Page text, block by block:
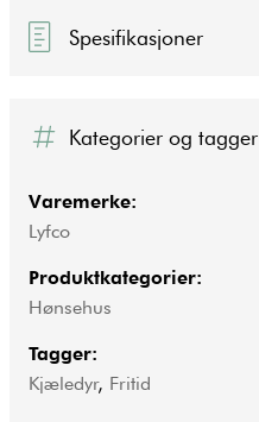
Spesifikasjoner
Kategorier og tagger
Varemerke:
Lyfco
Produktkategorier:
Hønsehus
Tagger:
Kjæledyr, Fritid